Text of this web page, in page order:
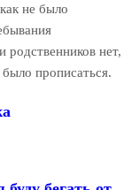
не было
родственников нет,
прописаться.